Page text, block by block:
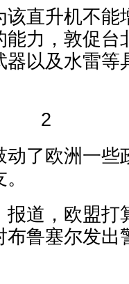
直升机不能
力，敦促台
以及水雷等
2
了欧洲一些
道，欧盟打
鲁塞尔发出